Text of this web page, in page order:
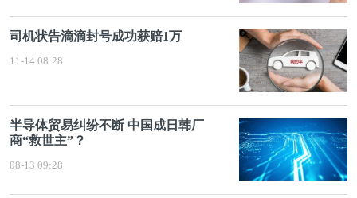
司机状告滴滴封号成功获赔1万
11-14 08:28
半导体贸易纠纷不断 中国成日韩厂
商“救世主”？
08-13 09:28